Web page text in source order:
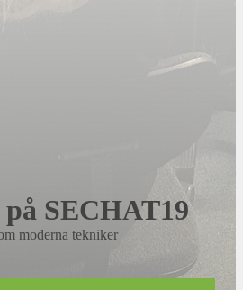
SECHAT19
moderna tekniker